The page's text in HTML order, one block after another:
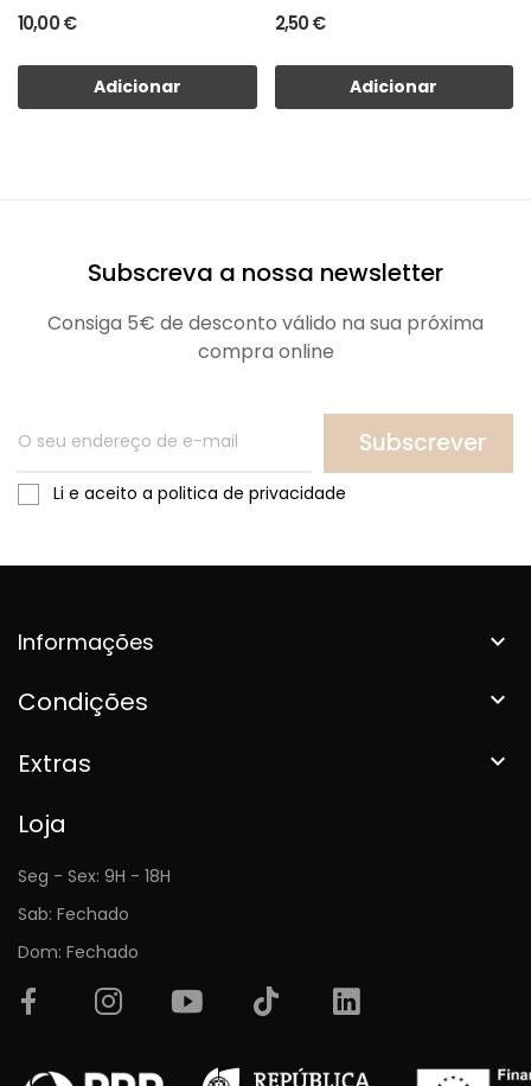
10,00 €
Adicionar
2,50 €
Adicionar
Subscreva a nossa newsletter
Consiga 5€ de desconto válido na sua próxima
compra online
Subscrever
Li e aceito a politica de privacidade
Informações 
Condições 
Extras 
Loja
Seg - Sex: 9H - 18H
Sab: Fechado
Dom: Fechado